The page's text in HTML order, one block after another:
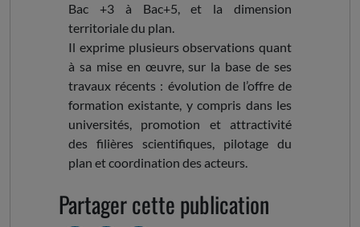
Bac +3 à Bac+5, et la dimension
territoriale du plan.
Il exprime plusieurs observations quant
à sa mise en œuvre, sur la base de ses
travaux récents : évolution de l’offre de
formation existante, y compris dans les
universités, promotion et attractivité
des filières scientifiques, pilotage du
plan et coordination des acteurs.
Partager cette publication